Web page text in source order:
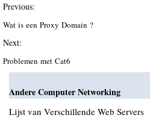
Previous:
Wat is een Proxy Domain ?
Next:
Problemen met Cat6
Andere Computer Networking
Lijst van Verschillende Web Servers